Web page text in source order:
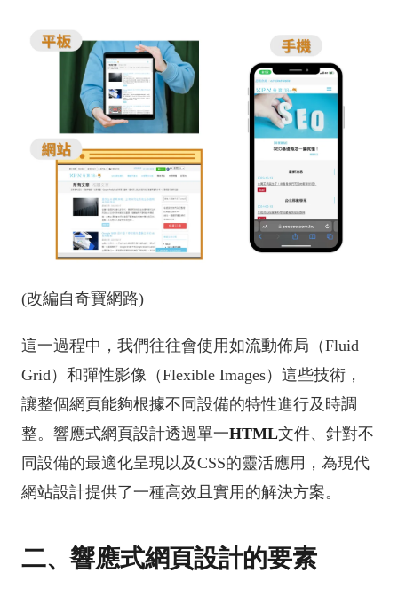
(改編自奇寶網路)
這一過程中，我們往往會使用如流動佈局（Fluid
Grid）和彈性影像（Flexible Images）這些技術，
讓整個網頁能夠根據不同設備的特性進行及時調
整。響應式網頁設計透過單一HTML文件、針對不
同設備的最適化呈現以及CSS的靈活應用，為現代
網站設計提供了一種高效且實用的解決方案。
二、響應式網頁設計的要素